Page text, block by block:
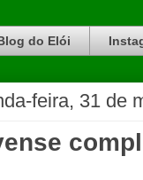
do Elói
feira, 31 de